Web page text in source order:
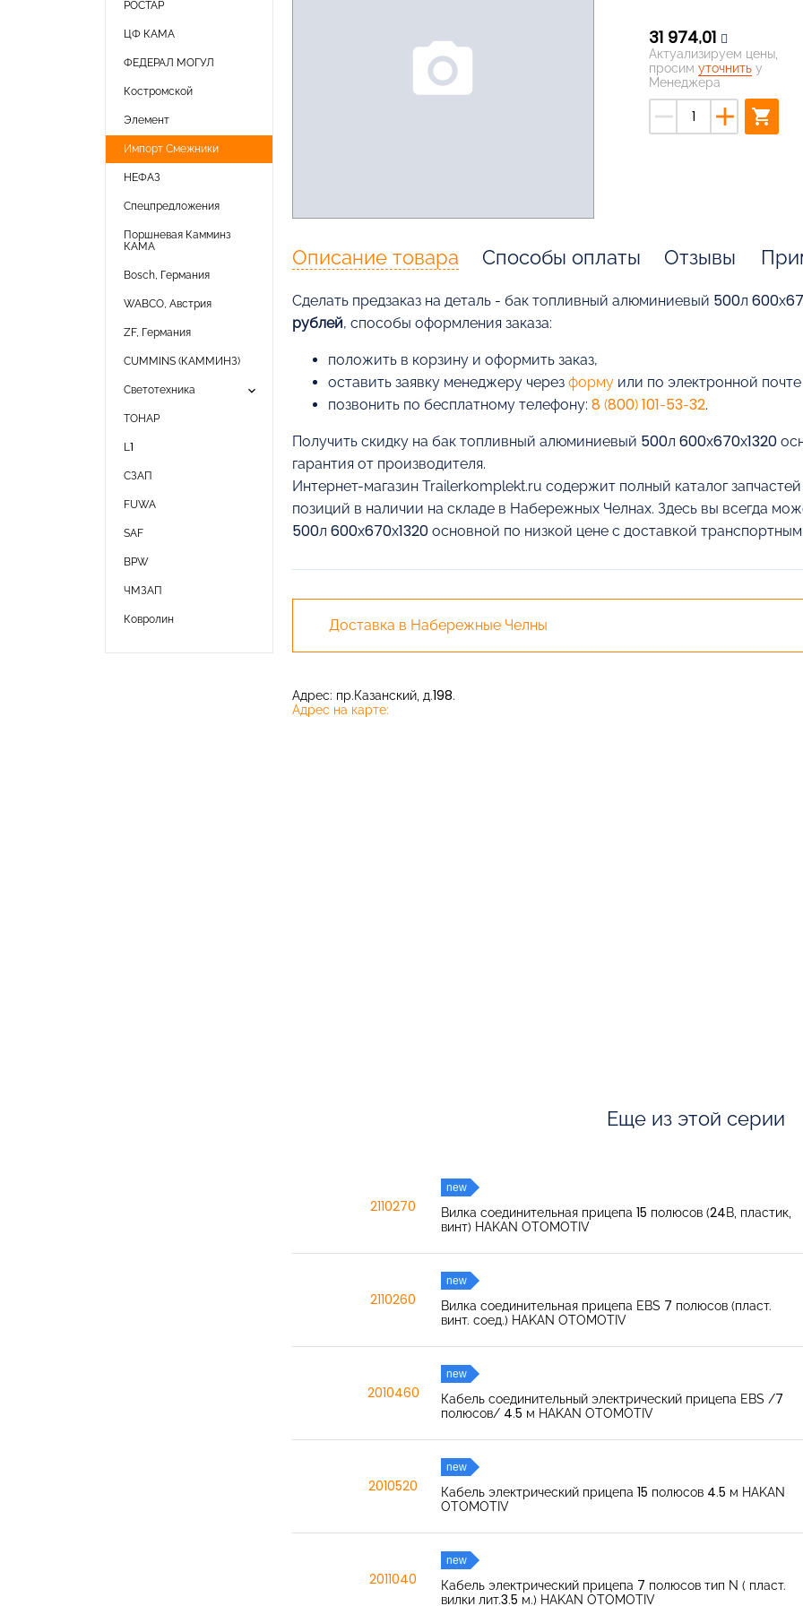
РОСТАР
ЦФ КАМА
ФЕДЕРАЛ МОГУЛ
Костромской
Элемент
Импорт Смежники
НЕФАЗ
Спецпредложения
Поршневая Камминз
КАМА
Bosch, Германия
WABCO, Австрия
ZF, Германия
CUMMINS (КАММИНЗ)
Светотехника keyboard_arrow_down
ТОНАР
L1
СЗАП
FUWA
SAF
BPW
ЧМЗАП
Ковролин
photo_camera 31 974,01
Актуализируем цены,
просим уточнитьу
Менеджера
remove add shopping_cart
Описание товара Способы оплаты Отзывы
Cделать предзаказ на деталь - бак топливный алюминиевый 500л
рублей, способы оформления заказа:
положить в корзину и оформить заказ,
оставить заявку менеджеру через формуили по электронной почте
позвонить по бесплатному телефону: 8 (800) 101-53-32.
Получить скидку на бак топливный алюминиевый 500л 600х670х1320
гарантия от производителя.
Интернет-магазин Trailerkomplekt.ru содержит полный каталог
позиций в наличии на складе в Набережных Челнах. Здесь вы всегда
500л 600х670х1320 основной по низкой цене с доставкой
Доставка в Набережные Челны
Адрес: пр.Казанский, д.198.
Адрес на карте:
Еще из этой серии
2110270
new
Вилка соединительная прицепа 15 полюсов (24В, пластик,
винт) HAKAN OTOMOTIV
2110260
new
Вилка соединительная прицепа EBS 7 полюсов (пласт.
винт. соед.) HAKAN OTOMOTIV
2010460
new
Кабель соединительный электрический прицепа EBS /7
полюсов/ 4.5 м HAKAN OTOMOTIV
2010520
new
Кабель электрический прицепа 15 полюсов 4.5 м HAKAN
OTOMOTIV
2011040
new
Кабель электрический прицепа 7 полюсов тип N ( пласт.
вилки лит.3.5 м.) HAKAN OTOMOTIV